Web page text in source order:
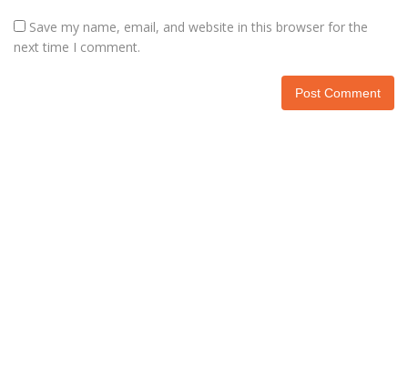
Save my name, email, and website in this browser for the
next time I comment.